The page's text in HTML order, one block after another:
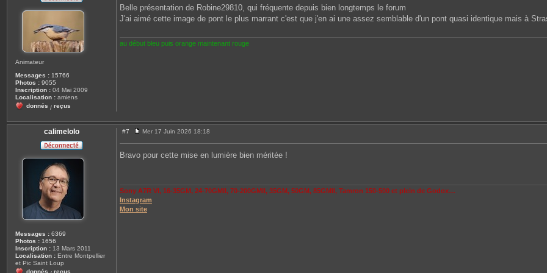
Animateur
Messages : 15766
Photos : 9055
Inscription : 04 Mai 2009
Localisation : amiens
donnés / reçus
s
a
Belle présentation de Robine29810, qui fréquente depuis bien longtemps le forum
J'ai aimé cette image de pont le plus marrant c'est que j'en ai une assez semblable d'un pont quasi identique mais à
au début bleu puis orange maintenant rouge
calimelolo
Messages : 6369
Photos : 1656
Inscription : 13 Mars 2011
Localisation : Entre Montpellier
et Pic Saint Loup
donnés
reçus
#7
e
Mer 17 Juin 2026 18:18
Bravo pour cette mise en lumière bien méritée !
Sony A7R VI, 16-35GM, 24-70GMII, 70-200GMII, 35GM, 50GM, 85GMII, Tamron 150-500 et plein de Godox…
Instagram
Mon site